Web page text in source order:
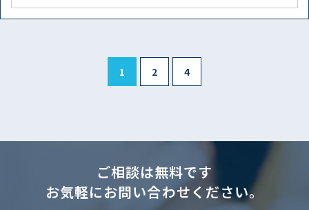
1 2 4
ご相談は無料です
お気軽にお問い合わせください。